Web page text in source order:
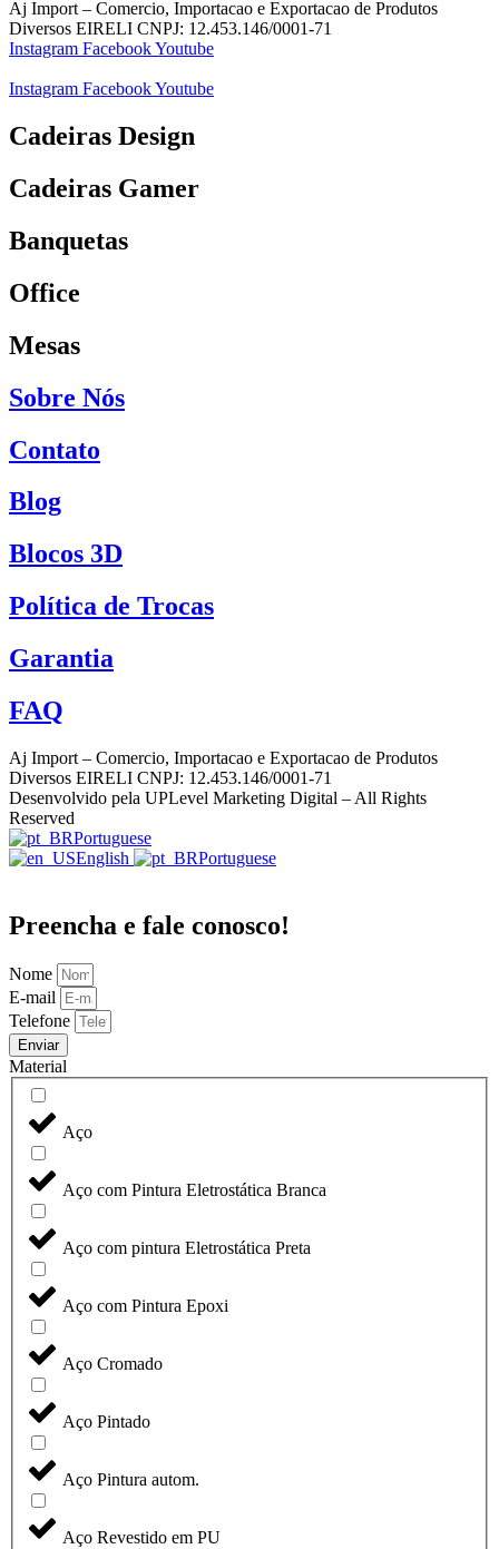
Aj Import – Comercio, Importacao e Exportacao de Produtos
Diversos EIRELI CNPJ: 12.453.146/0001-71
Instagram FacebookYoutube
Instagram FacebookYoutube
Cadeiras Design
Cadeiras Gamer
Banquetas
Office
Mesas
Sobre Nós
Contato
Blog
Blocos 3D
Política de Trocas
Garantia
FAQ
Aj Import – Comercio, Importacao e Exportacao de Produtos
Diversos EIRELI CNPJ: 12.453.146/0001-71
Desenvolvido pela UPLevel Marketing Digital – All Rights
Reserved
Portuguese
English
Portuguese
Preencha e fale conosco!
Nome
E-mail
Telefone
Enviar
Material
Aço
Aço com Pintura Eletrostática Branca
Aço com pintura Eletrostática Preta
Aço com Pintura Epoxi
Aço Cromado
Aço Pintado
Aço Pintura autom.
Aço Revestido em PU